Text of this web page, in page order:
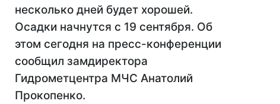
несколько дней будет хорошей.
Осадки начнутся с 19 сентября. Об
этом сегодня на пресс-конференции
сообщил замдиректора
Гидрометцентра МЧС Анатолий
Прокопенко.